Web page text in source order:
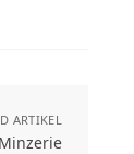
ARTIKEL